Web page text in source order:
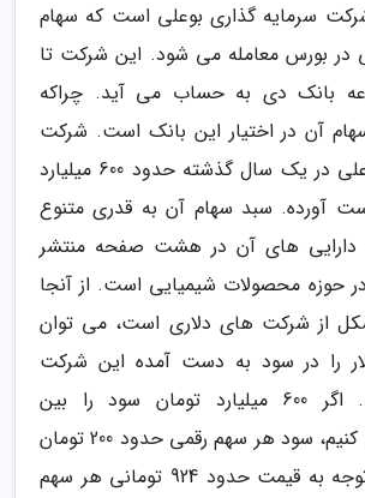
سرمایه گذاری بوعلی است که سهام
در بورس معامله می شود. این شرکت تا
بانک دی به حساب می آید. چراکه
آن در اختیار این بانک است. شرکت
سرمایه گذاری بوعلی در یک سال گذشته حدود 600 میلیارد
آورده. سبد سهام آن به قدری متنوع
های آن در هشت صفحه منتشر
حوزه محصولات شیمیایی است. از آنجا
از شرکت های دلاری است، می توان
را در سود به دست آمده این شرکت
تاثیرگذار دانست. اگر 600 میلیارد تومان سود را بین
سهامداران تقسیم کنیم، سود هر سهم رقمی حدود 200 تومان
خواهد بود و با توجه به قیمت حدود 924 تومانی هر سهم